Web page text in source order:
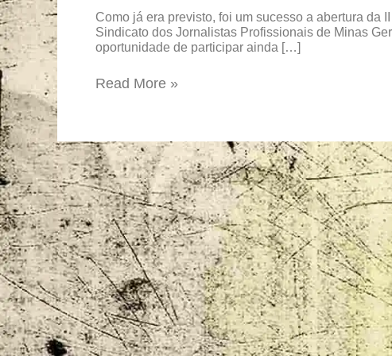
Como já era previsto, foi um sucesso a abertura da
Sindicato dos Jornalistas Profissionais de Minas
oportunidade de participar ainda […]
Wander
Piroli
Read More »